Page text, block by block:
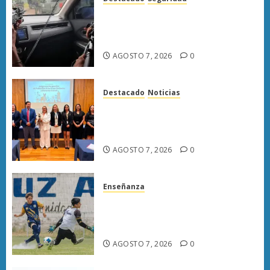
AGOSTO 7, 2026 0
Destacado Noticias
AGOSTO 7, 2026 0
Enseñanza
AGOSTO 7, 2026 0